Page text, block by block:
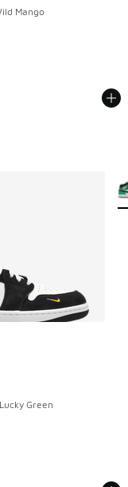
Mango
Prix en
Green
Prix en